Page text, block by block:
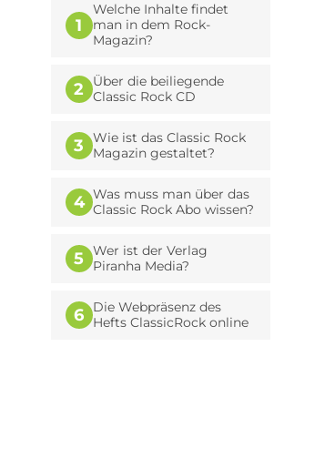
1
Welche Inhalte findet
man in dem Rock-
Magazin?
2 Über die beiliegende
Classic Rock CD
3 Wie ist das Classic Rock
Magazin gestaltet?
4 Was muss man über das
Classic Rock Abo wissen?
5 Wer ist der Verlag
Piranha Media?
6 Die Webpräsenz des
Hefts ClassicRock online